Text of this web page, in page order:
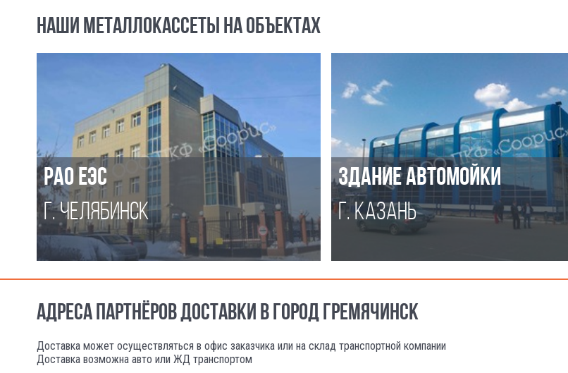
НАШИ МЕТАЛЛОКАССЕТЫ НА ОБЪЕКТАХ
РАО ЕЭС
Г. ЧЕЛЯБИНСК
ЗДАНИЕ АВТОМОЙКИ
Г. КАЗАНЬ
АДРЕСА ПАРТНЁРОВ ДОСТАВКИ В ГОРОД ГРЕМЯЧИНСК
Доставка может осуществляться в офис заказчика или на склад транспортной компании
Доставка возможна авто или ЖД транспортом